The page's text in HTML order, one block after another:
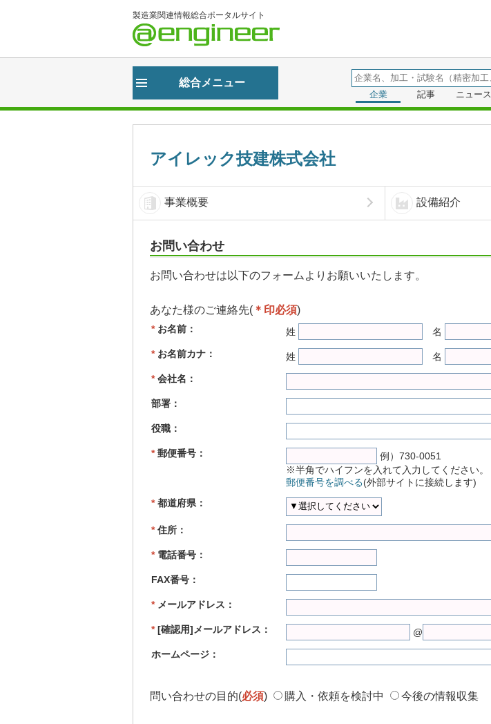
製造業関連情報総合ポータルサイト
総合メニュー
企業 記事 ニュース
アイレック技建株式会社
事業概要 設備紹介
お問い合わせ
お問い合わせは以下のフォームよりお願いいたします。
あなた様のご連絡先( ＊印必須)
* お名前： 姓
名
* お名前カナ： 姓
名
*会社名：
部署：
役職：
*郵便番号：
例）730-0051
※半角でハイフンを入れて入力してください。
郵便番号を調べる(外部サイトに接続します)
*都道府県：
*住所：
* 電話番号：
FAX番号：
* メールアドレス：
*[確認用]メールアドレス：
@
ホームページ：
問い合わせの目的(必須) 購入・依頼を検討中 今後の情報収集